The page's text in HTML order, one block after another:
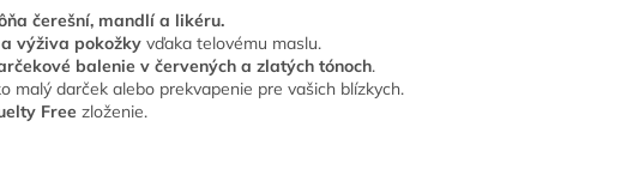
čerešní, mandlí a likéru.
výživa pokožky vďaka telovému maslu.
balenie v červených a zlatých tónoch.
malý darček alebo prekvapenie pre vašich blízkych.
Free zloženie.